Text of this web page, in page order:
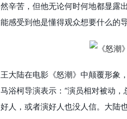
然辛苦，但他无论何时何地都显露
能感受到他是懂得观众想要什么的
王大陆在电影《怒潮》中颠覆形象
马浴柯导演表示：“演员相对被动
好人，或者演好人也没人信。大陆